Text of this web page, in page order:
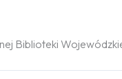
Biblioteki